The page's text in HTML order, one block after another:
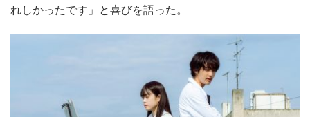
れしかったです」と喜びを語った。